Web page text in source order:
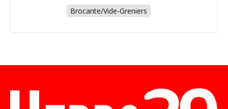
Brocante/Vide-Greniers